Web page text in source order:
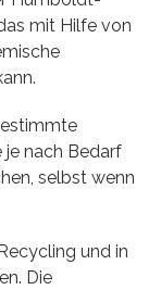
mit Hilfe von
je nach Bedarf
selbst wenn
und in
Die